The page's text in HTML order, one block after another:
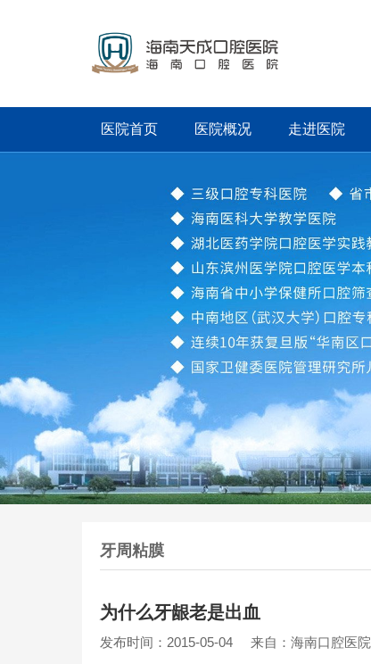
医院首页 医院概况 走进医院
牙周粘膜
为什么牙龈老是出血
发布时间：2015-05-04
来自：海南口腔医院